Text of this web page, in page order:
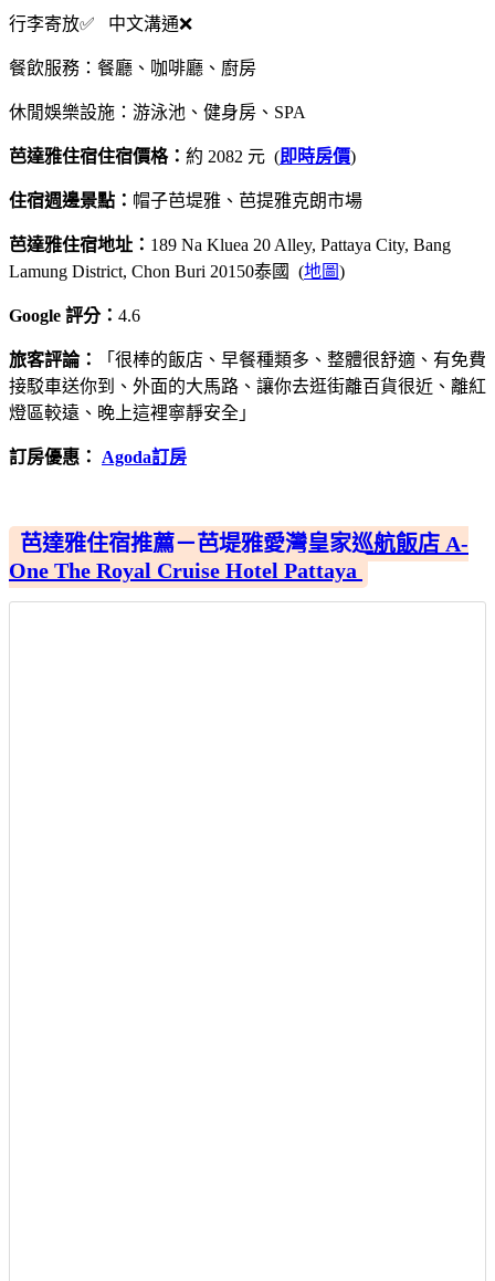
行李寄放✅ 中文溝通❌
餐飲服務：餐廳、咖啡廳、廚房
休閒娛樂設施：游泳池、健身房、SPA
芭達雅住宿住宿價格： 約 2082 元 (即時房價)
住宿週邊景點： 帽子芭堤雅、芭提雅克朗市場
芭達雅住宿地址： 189 Na Kluea 20 Alley, Pattaya City, Bang
Lamung District, Chon Buri 20150泰國 (地圖)
Google 評分： 4.6
旅客評論：
「很棒的飯店、早餐種類多、整體很舒適、有免費
接駁車送你到、外面的大馬路、讓你去逛街離百貨很近、離紅
燈區較遠、晚上這裡寧靜安全」
訂房優惠： Agoda訂房
芭達雅住宿推薦－芭堤雅愛灣皇家巡航飯店 A-
One The Royal Cruise Hotel Pattaya